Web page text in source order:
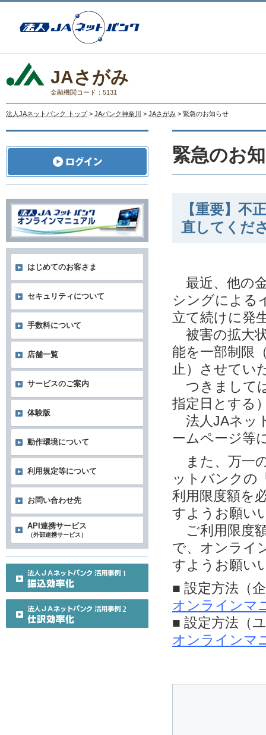
JAさがみ
金融機関コード：5131
法人JAネットバンク トップ > JAバンク神奈川 > JAさがみ > 緊急のお知らせ
緊急のお
【重要】不
直してくだ
最近、他の
シングによる
立て続けに発
被害の拡大
能を一部制限
止）させてい
つきまして
指定日とする
法人JAネッ
ームページ等
また、万一
ットバンクの
利用限度額を
すようお願い
ご利用限度
で、オンライ
すようお願い
■ 設定方法（
オンラインマ
■ 設定方法（
オンラインマ
はじめてのお客さま
セキュリティについて
手数料について
店舗一覧
サービスのご案内
体験版
動作環境について
利用規定等について
お問い合わせ先
API連携サービス
（外部連携サービス）